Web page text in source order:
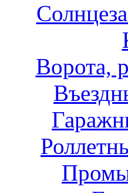
Ворота,